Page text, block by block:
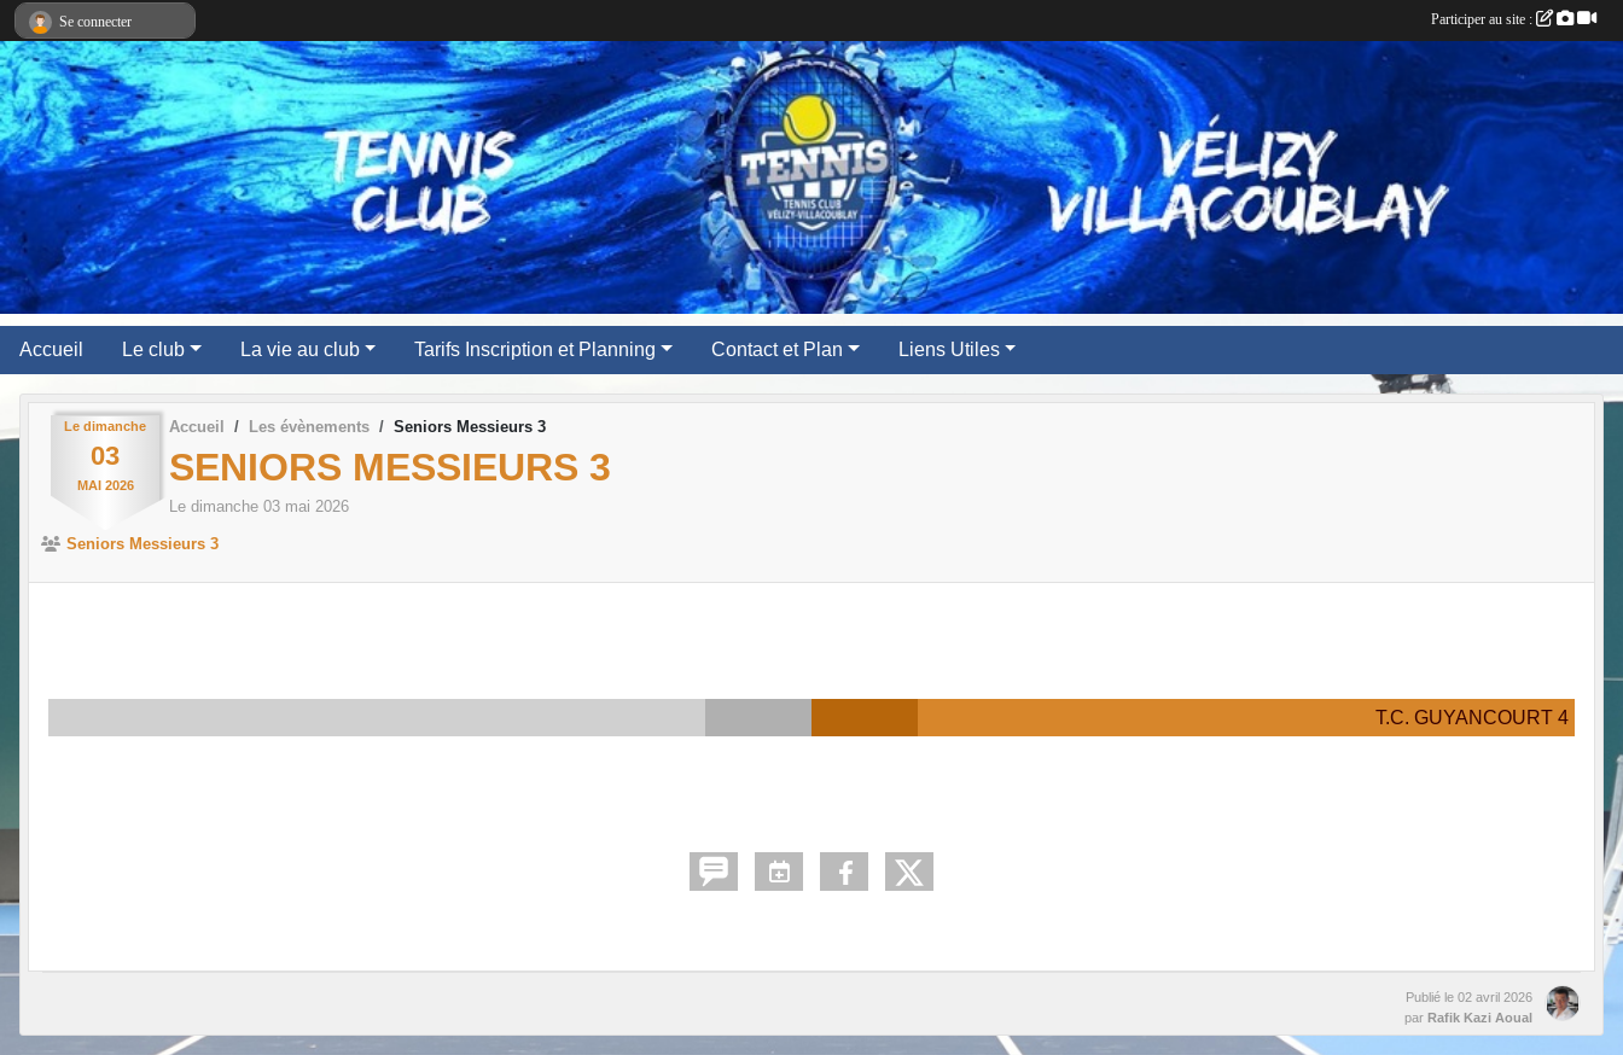
Accueil Le club La vie au club Tarifs Inscription et Planning Contact et Plan Liens Utiles
Le dimanche
03
MAI 2026
Accueil Les évènements Seniors Messieurs 3
SENIORS MESSIEURS 3
Le dimanche 03 mai 2026
Seniors Messieurs 3
T.C. GUYANCOURT 4
Publié le 02 avril 2026
par Rafik Kazi Aoual
Se connecter Participer au site :
Panneau de gestion des cookies